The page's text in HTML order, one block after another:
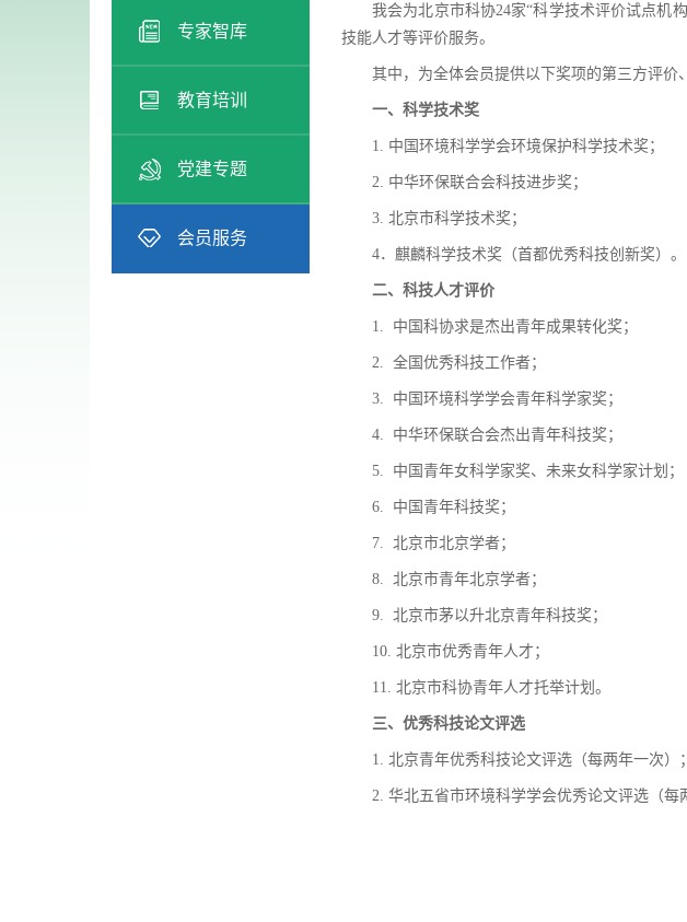
专家智库
教育培训
党建专题
会员服务
我会为北京市科协24家“科学技术评价试点机
技能人才等评价服务。
其中，为全体会员提供以下奖项的第三方评价
一、科学技术奖
1. 中国环境科学学会环境保护科学技术奖；
2. 中华环保联合会科技进步奖；
3. 北京市科学技术奖；
4．麒麟科学技术奖（首都优秀科技创新奖）。
二、科技人才评价
1. 中国科协求是杰出青年成果转化奖；
2. 全国优秀科技工作者；
3. 中国环境科学学会青年科学家奖；
4. 中华环保联合会杰出青年科技奖；
5. 中国青年女科学家奖、未来女科学家计划；
6. 中国青年科技奖；
7. 北京市北京学者；
8. 北京市青年北京学者；
9. 北京市茅以升北京青年科技奖；
10. 北京市优秀青年人才；
11. 北京市科协青年人才托举计划。
三、优秀科技论文评选
1. 北京青年优秀科技论文评选（每两年一次）；
2. 华北五省市环境科学学会优秀论文评选（每